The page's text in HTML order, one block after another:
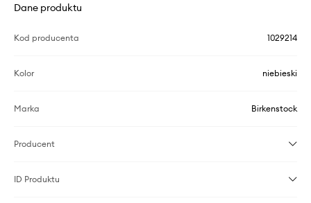
Dane produktu
Kod producenta 1029214
Kolor niebieski
Marka Birkenstock
Producent
ID Produktu